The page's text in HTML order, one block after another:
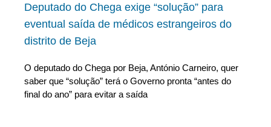
Deputado do Chega exige “solução” para
eventual saída de médicos estrangeiros do
distrito de Beja
O deputado do Chega por Beja, António Carneiro, quer
saber que “solução” terá o Governo pronta “antes do
final do ano” para evitar a saída